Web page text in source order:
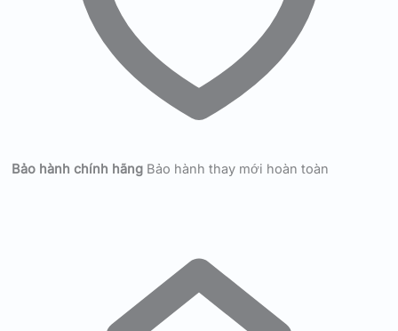
Bảo hành chính hãng Bảo hành thay mới hoàn toàn